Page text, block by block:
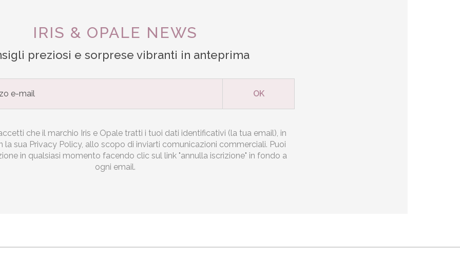
IRIS & OPALE NEWS
preziosi e sorprese vibranti in anteprima
che il marchio Iris e Opale tratti i tuoi dati identificativi (la tua email), in
la sua Privacy Policy, allo scopo di inviarti comunicazioni commerciali. Puoi
in qualsiasi momento facendo clic sul link "annulla iscrizione" in fondo a
ogni email.